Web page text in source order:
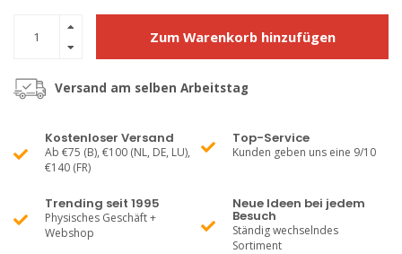
Zum Warenkorb hinzufügen
Versand am selben Arbeitstag
Kostenloser Versand
Ab €75 (B), €100 (NL, DE, LU),
€140 (FR)
Top-Service
Kunden geben uns eine 9/10
Trending seit 1995
Physisches Geschäft +
Webshop
Neue Ideen bei jedem
Besuch
Ständig wechselndes
Sortiment